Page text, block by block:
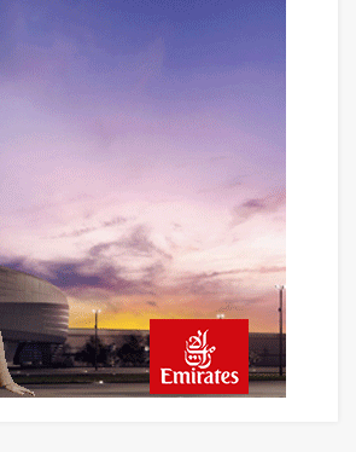
Temmuz bilançosunu açıkladı:
sipariş
uçağına polis köpeklerle girdi: 3
eğitim uçağı Hezarfen yakınında
geçirdi